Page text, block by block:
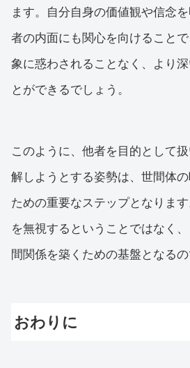
ます。自分自身の価値観や信念
者の内面にも関心を向けること
象に惑わされることなく、より
とができるでしょう。
このように、他者を目的として
解しようとする姿勢は、世間体
ための重要なステップとなりま
を無視するということではなく
間関係を築くための基盤となるの
おわりに